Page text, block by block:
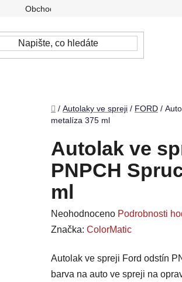
Obchodní podmínky
Domů
/ Autolaky ve spreji / FORD /
metalíza 375 ml
Autolak ve
PNPCH
ml
Průměrné
hodnocení
je
0,0
Neohodnoceno Podrobnosti
Značka: ColorMatic
Autolak ve spreji Ford odstín
barva na auto ve spreji na